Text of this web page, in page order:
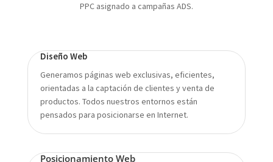
PPC asignado a campañas ADS.
Diseño Web
Generamos páginas web exclusivas, eficientes,
orientadas a la captación de clientes y venta de
productos. Todos nuestros entornos están
pensados para posicionarse en Internet.
Posicionamiento Web